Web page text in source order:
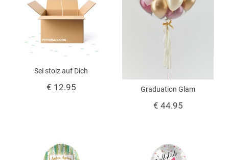
Sei stolz auf Dich
€ 12.95 Graduation Glam
€ 44.95